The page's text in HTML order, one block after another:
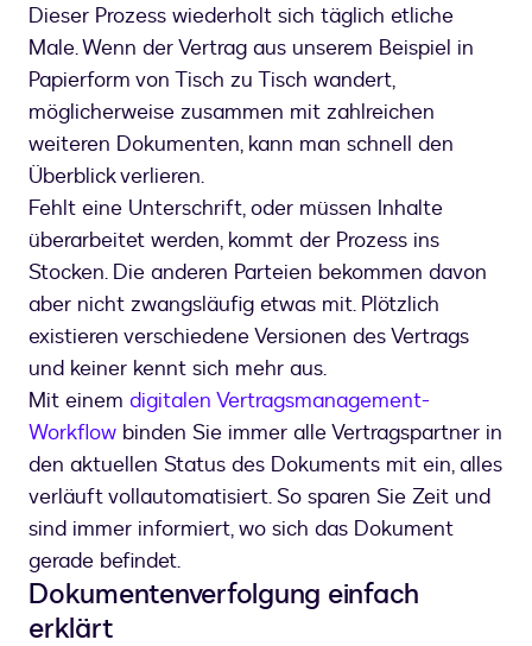
Dieser Prozess wiederholt sich täglich etliche
Male. Wenn der Vertrag aus unserem Beispiel in
Papierform von Tisch zu Tisch wandert,
möglicherweise zusammen mit zahlreichen
weiteren Dokumenten, kann man schnell den
Überblick verlieren.
Fehlt eine Unterschrift, oder müssen Inhalte
überarbeitet werden, kommt der Prozess ins
Stocken. Die anderen Parteien bekommen davon
aber nicht zwangsläufig etwas mit. Plötzlich
existieren verschiedene Versionen des Vertrags
und keiner kennt sich mehr aus.
Mit einem digitalen Vertragsmanagement-
Workflow binden Sie immer alle Vertragspartner in
den aktuellen Status des Dokuments mit ein, alles
verläuft vollautomatisiert. So sparen Sie Zeit und
sind immer informiert, wo sich das Dokument
gerade befindet.
Dokumentenverfolgung einfach
erklärt